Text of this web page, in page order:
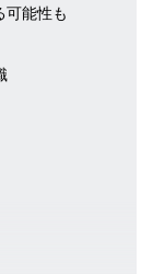
可能性も